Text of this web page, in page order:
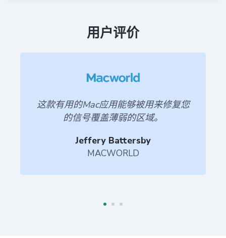
用户评价
这款有用的Mac应用能够被用来修复您
的信号覆盖薄弱的区域。
Jeffery Battersby
MACWORLD